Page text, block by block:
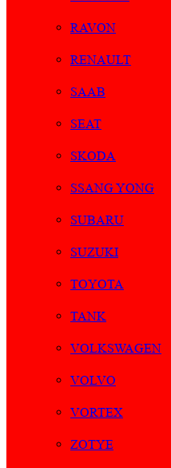
RAVON
RENAULT
SAAB
SEAT
SKODA
SSANG YONG
SUBARU
SUZUKI
TOYOTA
TANK
VOLKSWAGEN
VOLVO
VORTEX
ZOTYE